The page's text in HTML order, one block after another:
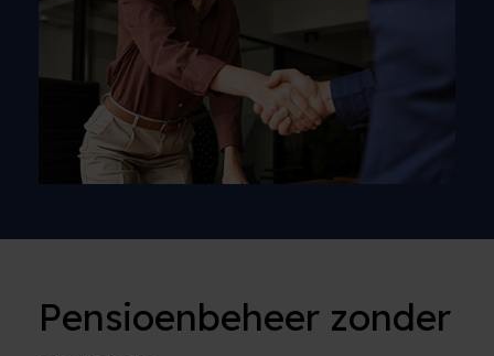
Pensioenbeheer zonder